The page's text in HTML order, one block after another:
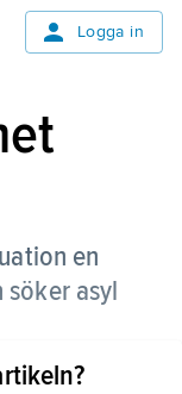
Logga in
en
asyl